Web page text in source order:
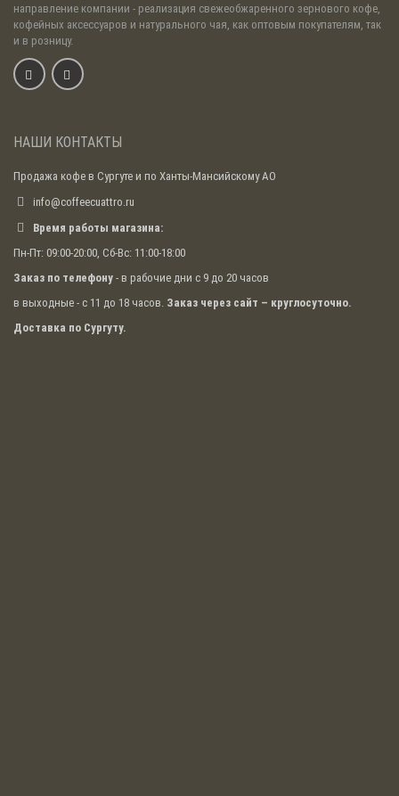
направление компании - реализация свежеобжаренного зернового кофе,
кофейных аксессуаров и натурального чая, как оптовым покупателям, так
и в розницу.
НАШИ КОНТАКТЫ
Продажа кофе в Сургуте и по Ханты-Мансийскому АО
info@coffeecuattro.ru
Время работы магазина:
Пн-Пт: 09:00-20:00, Сб-Вс: 11:00-18:00
Заказ по телефону - в рабочие дни с 9 до 20 часов
в выходные - с 11 до 18 часов. Заказ через сайт – круглосуточно.
Доставка по Сургуту.